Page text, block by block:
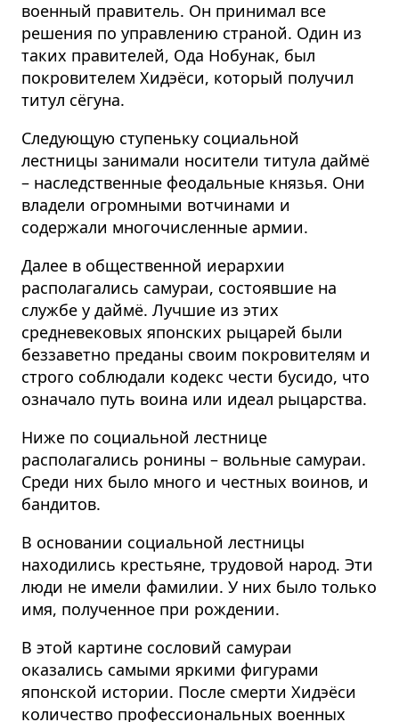
военный правитель. Он принимал все
решения по управлению страной. Один из
таких правителей, Ода Нобунак, был
покровителем Хидэёси, который получил
титул сёгуна.
Следующую ступеньку социальной
лестницы занимали носители титула даймё
– наследственные феодальные князья. Они
владели огромными вотчинами и
содержали многочисленные армии.
Далее в общественной иерархии
располагались самураи, состоявшие на
службе у даймё. Лучшие из этих
средневековых японских рыцарей были
беззаветно преданы своим покровителям и
строго соблюдали кодекс чести бусидо, что
означало путь воина или идеал рыцарства.
Ниже по социальной лестнице
располагались ронины – вольные самураи.
Среди них было много и честных воинов, и
бандитов.
В основании социальной лестницы
находились крестьяне, трудовой народ. Эти
люди не имели фамилии. У них было только
имя, полученное при рождении.
В этой картине сословий самураи
оказались самыми яркими фигурами
японской истории. После смерти Хидэёси
количество профессиональных военных